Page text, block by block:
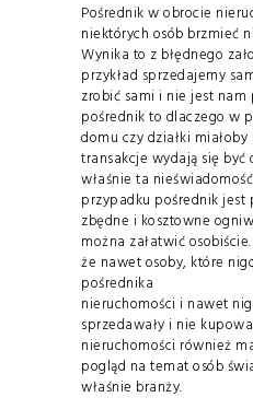
Pośrednik w obrocie
niektórych osób brzmieć
Wynika to z błędnego
przykład sprzedajemy
zrobić sami i nie jest
pośrednik to dlaczego w
domu czy działki
transakcje wydają się być
właśnie ta
przypadku pośrednik jest
zbędne i kosztowne
można załatwić
że nawet osoby, które
pośrednika
nieruchomości i nawet
sprzedawały i nie
nieruchomości również
pogląd na temat osób
właśnie branży.